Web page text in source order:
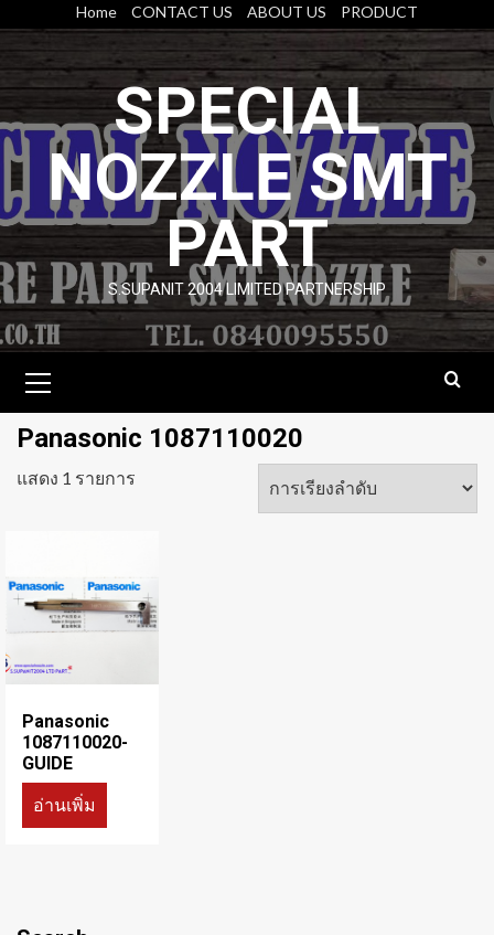
content
Home CONTACT US ABOUT US PRODUCT
SPECIAL
NOZZLE SMT
PART
S.SUPANIT 2004 LIMITED PARTNERSHIP
Menu
Panasonic 1087110020
แสดง 1 รายการ
Panasonic
1087110020-
GUIDE
อ่านเพิ่ม